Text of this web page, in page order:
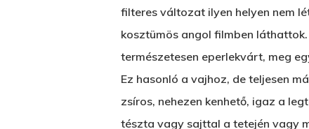
filteres változat ilyen helyen nem
kosztümös angol filmben
természetesen eperlekvárt, meg
Ez hasonló a vajhoz, de teljesen
zsíros, nehezen kenhető, igaz a
tészta vagy sajttal a tetején vagy